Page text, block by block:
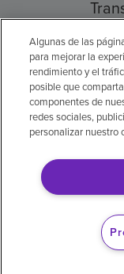
© 2026
Aviso legal:
inteligencia
es la versión
Algunas de las
para mejorar la
rendimiento y el
posible que
componentes de
redes sociales,
personalizar nuestro